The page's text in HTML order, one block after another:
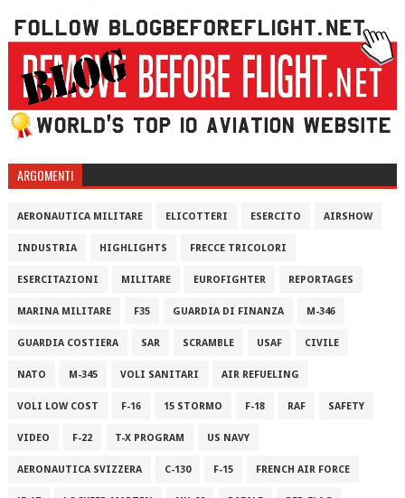
ARGOMENTI
AERONAUTICA MILITARE ELICOTTERI ESERCITO AIRSHOW
INDUSTRIA HIGHLIGHTS FRECCE TRICOLORI
ESERCITAZIONI MILITARE EUROFIGHTER REPORTAGES
MARINA MILITARE F35 GUARDIA DI FINANZA M-346
GUARDIA COSTIERA SAR SCRAMBLE USAF CIVILE
NATO M-345 VOLI SANITARI AIR REFUELING
VOLI LOW COST F-16 15 STORMO F-18 RAF SAFETY
VIDEO F-22 T-X PROGRAM US NAVY
AERONAUTICA SVIZZERA C-130 F-15 FRENCH AIR FORCE